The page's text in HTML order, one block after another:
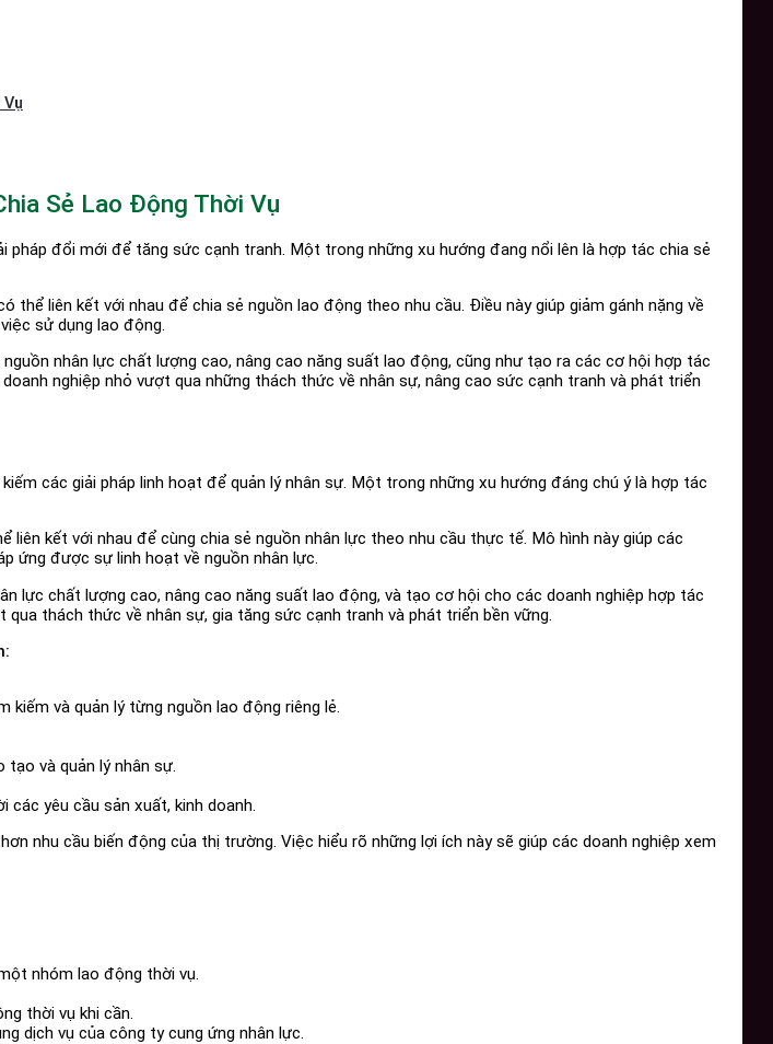
Sẻ Lao Động Thời Vụ
pháp đổi mới để tăng sức cạnh tranh. Một trong những xu hướng đang nổi lên là hợp tác chia sẻ
liên kết với nhau để chia sẻ nguồn lao động theo nhu cầu. Điều này giúp giảm gánh nặng về
sử dụng lao động.
nhân lực chất lượng cao, nâng cao năng suất lao động, cũng như tạo ra các cơ hội hợp tác
nghiệp nhỏ vượt qua những thách thức về nhân sự, nâng cao sức cạnh tranh và phát triển
các giải pháp linh hoạt để quản lý nhân sự. Một trong những xu hướng đáng chú ý là hợp tác
kết với nhau để cùng chia sẻ nguồn nhân lực theo nhu cầu thực tế. Mô hình này giúp các
ứng được sự linh hoạt về nguồn nhân lực.
lực chất lượng cao, nâng cao năng suất lao động, và tạo cơ hội cho các doanh nghiệp hợp tác
thách thức về nhân sự, gia tăng sức cạnh tranh và phát triển bền vững.
kiếm và quản lý từng nguồn lao động riêng lẻ.
và quản lý nhân sự.
các yêu cầu sản xuất, kinh doanh.
nhu cầu biến động của thị trường. Việc hiểu rõ những lợi ích này sẽ giúp các doanh nghiệp xem
nhóm lao động thời vụ.
thời vụ khi cần.
dịch vụ của công ty cung ứng nhân lực.